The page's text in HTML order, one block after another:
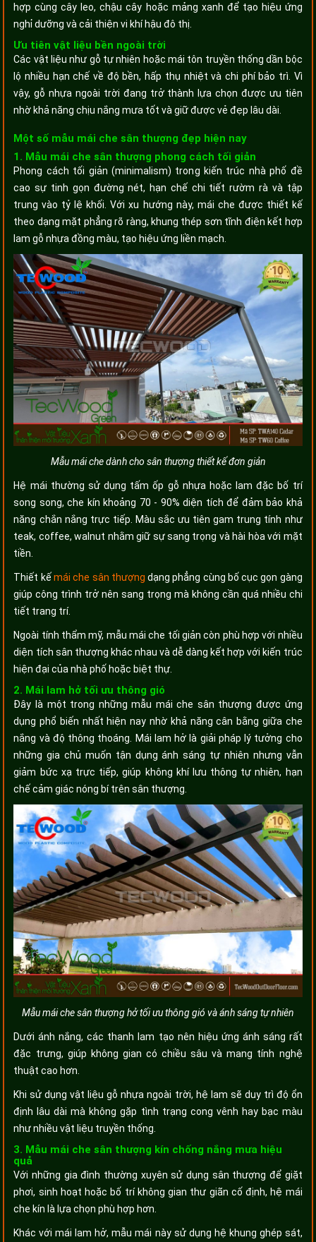
hợp cùng cây leo, chậu cây hoặc mảng xanh để tạo hiệu ứng
nghỉ dưỡng và cải thiện vi khí hậu đô thị.
Ưu tiên vật liệu bền ngoài trời
Các vật liệu như gỗ tự nhiên hoặc mái tôn truyền thống dần bộc
lộ nhiều hạn chế về độ bền, hấp thụ nhiệt và chi phí bảo trì. Vì
vậy, gỗ nhựa ngoài trời đang trở thành lựa chọn được ưu tiên
nhờ khả năng chịu nắng mưa tốt và giữ được vẻ đẹp lâu dài.
Một số mẫu mái che sân thượng đẹp hiện nay
1. Mẫu mái che sân thượng phong cách tối giản
Phong cách tối giản (minimalism) trong kiến trúc nhà phố đề
cao sự tinh gọn đường nét, hạn chế chi tiết rườm rà và tập
trung vào tỷ lệ khối. Với xu hướng này, mái che được thiết kế
theo dạng mặt phẳng rõ ràng, khung thép sơn tĩnh điện kết hợp
lam gỗ nhựa đồng màu, tạo hiệu ứng liền mạch.
Mẫu mái che dành cho sân thượng thiết kế đơn giản
Hệ mái thường sử dụng tấm ốp gỗ nhựa hoặc lam đặc bố trí
song song, che kín khoảng 70 - 90% diện tích để đảm bảo khả
năng chắn nắng trực tiếp. Màu sắc ưu tiên gam trung tính như
teak, coffee, walnut nhằm giữ sự sang trọng và hài hòa với mặt
tiền.
Thiết kế mái che sân thượng dạng phẳng cùng bố cục gọn gàng
giúp công trình trở nên sang trọng mà không cần quá nhiều chi
tiết trang trí.
Ngoài tính thẩm mỹ, mẫu mái che tối giản còn phù hợp với nhiều
diện tích sân thượng khác nhau và dễ dàng kết hợp với kiến trúc
hiện đại của nhà phố hoặc biệt thự.
2. Mái lam hở tối ưu thông gió
Đây là một trong những mẫu mái che sân thượng được ứng
dụng phổ biến nhất hiện nay nhờ khả năng cân bằng giữa che
nắng và độ thông thoáng. Mái lam hở là giải pháp lý tưởng cho
những gia chủ muốn tận dụng ánh sáng tự nhiên nhưng vẫn
giảm bức xạ trực tiếp, giúp không khí lưu thông tự nhiên, hạn
chế cảm giác nóng bí trên sân thượng.
Mẫu mái che sân thượng hở tối ưu thông gió và ánh sáng tự nhiên
Dưới ánh nắng, các thanh lam tạo nên hiệu ứng ánh sáng rất
đặc trưng, giúp không gian có chiều sâu và mang tính nghệ
thuật cao hơn.
Khi sử dụng vật liệu gỗ nhựa ngoài trời, hệ lam sẽ duy trì độ ổn
định lâu dài mà không gặp tình trạng cong vênh hay bạc màu
như nhiều vật liệu truyền thống.
3. Mẫu mái che sân thượng kín chống nắng mưa hiệu
quả
Với những gia đình thường xuyên sử dụng sân thượng để giặt
phơi, sinh hoạt hoặc bố trí không gian thư giãn cố định, hệ mái
che kín là lựa chọn phù hợp hơn.
Khác với mái lam hở, mẫu mái này sử dụng hệ khung ghép sát,